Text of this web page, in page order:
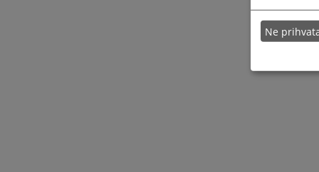
Ne